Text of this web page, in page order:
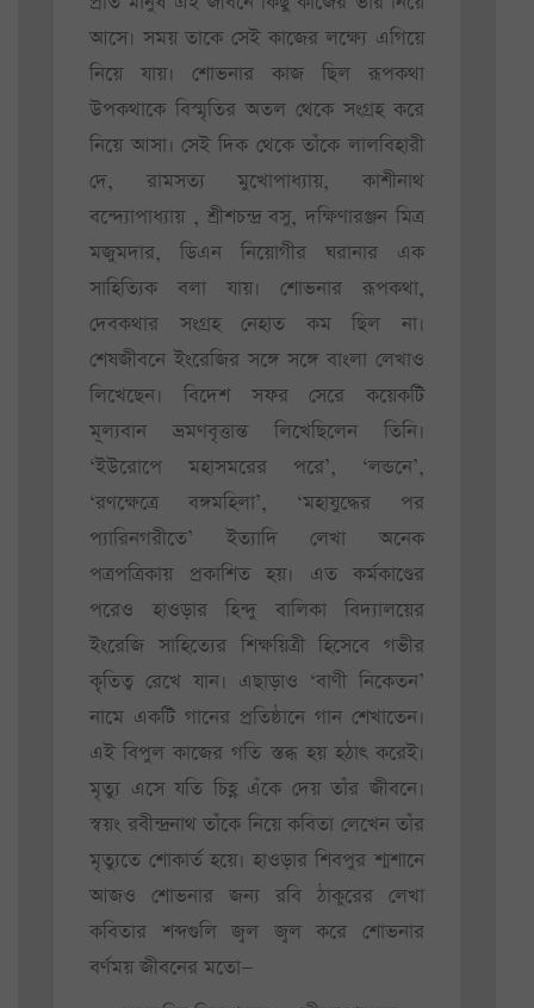
আসে। সময় তাকে সেই কাজের লক্ষ্যে এগিয়ে
নিয়ে যায়। শোভনার কাজ ছিল রূপকথা
উপকথাকে বিস্মৃতির অতল থেকে সংগ্রহ করে
নিয়ে আসা। সেই দিক থেকে তাঁকে লালবিহারী
দে, রামসত্য মুখোপাধ্যায়, কাশীনাথ
বন্দ্যোপাধ্যায় , শ্রীশচন্দ্র বসু, দক্ষিণারঞ্জন মিত্র
মজুমদার, ডিএন নিয়োগীর ঘরানার এক
সাহিত্যিক বলা যায়। শোভনার রূপকথা,
দেবকথার সংগ্রহ নেহাত কম ছিল না।
শেষজীবনে ইংরেজির সঙ্গে সঙ্গে বাংলা লেখাও
লিখেছেন। বিদেশ সফর সেরে কয়েকটি
মূল্যবান ভ্রমণবৃত্তান্ত লিখেছিলেন তিনি।
‘ইউরোপে মহাসমরের পরে’, ‘লন্ডনে’,
‘রণক্ষেত্রে বঙ্গমহিলা’, ‘মহাযুদ্ধের পর
প্যারিনগরীতে’ ইত্যাদি লেখা অনেক
পত্রপত্রিকায় প্রকাশিত হয়। এত কর্মকাণ্ডের
পরেও হাওড়ার হিন্দু বালিকা বিদ্যালয়ের
ইংরেজি সাহিত্যের শিক্ষয়িত্রী হিসেবে গভীর
কৃতিত্ব রেখে যান। এছাড়াও ‘বাণী নিকেতন’
নামে একটি গানের প্রতিষ্ঠানে গান শেখাতেন।
এই বিপুল কাজের গতি স্তব্ধ হয় হঠাৎ করেই।
মৃত্যু এসে যতি চিহ্ণ এঁকে দেয় তাঁর জীবনে।
স্বয়ং রবীন্দ্রনাথ তাঁকে নিয়ে কবিতা লেখেন তাঁর
মৃত্যুতে শোকার্ত হয়ে। হাওড়ার শিবপুর শ্মশানে
আজও শোভনার জন্য রবি ঠাকুরের লেখা
কবিতার শব্দগুলি জ্বল জ্বল করে শোভনার
বর্ণময় জীবনের মতো—